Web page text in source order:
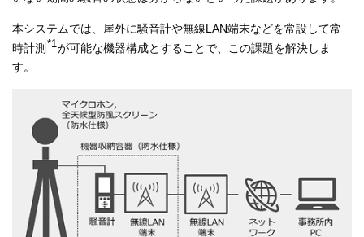
本システムでは、屋外に騒音計や無線LAN端末などを常設して常
時計測 *1が可能な機器構成とすることで、この課題を解決しま
す。